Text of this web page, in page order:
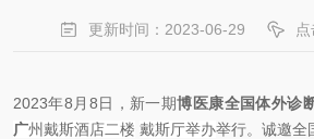
更新时间：2023-06-29
2023年8月8日，新一期博医康全国体外诊
广州戴斯酒店二楼 戴斯厅举办举行。诚邀全